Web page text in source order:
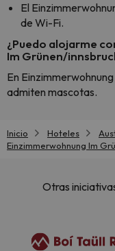
El
de Wi-Fi.
¿Puedo alojarme
Im Grünen/
En
admiten mascotas.
Inicio Hoteles
Einzimmerwohnung Im
Otras